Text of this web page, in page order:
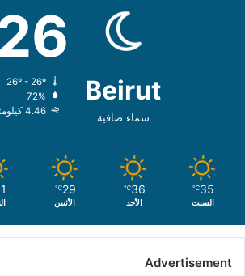
Beirut
سماء صافية
72%
4.46 كيلومتر/ساعة
35
℃
السبت
36
℃
الأحد
29
℃
الأثنين
Advertisement